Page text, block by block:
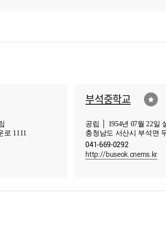
로 1111
부석중학교
공립 │ 1954년 07월 22일
충청남도 서산시 부석면
041-669-0292
http://buseok.cnems.kr